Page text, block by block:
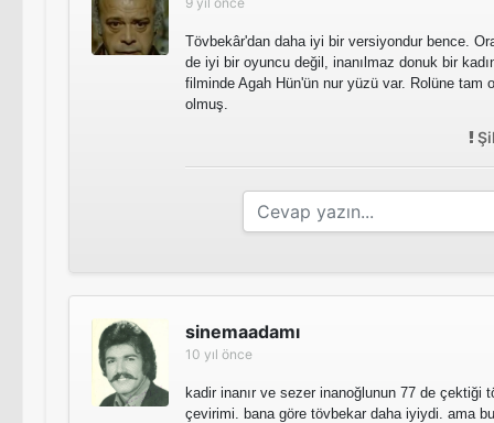
Tövbekâr'dan daha iyi bir versiyondur bence.
de iyi bir oyuncu değil, inanılmaz donuk bir
filminde Agah Hün'ün nur yüzü var. Rolüne tam
olmuş.
sinemaadamı
10 yıl önce
kadir inanır ve sezer inanoğlunun 77 de çektiği
çevirimi. bana göre tövbekar daha iyiydi. ama